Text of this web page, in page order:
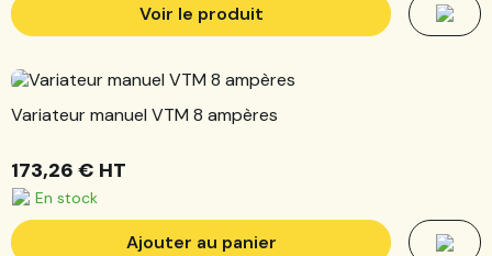
Voir le produit
Variateur manuel VTM 8 ampères
173,26 € HT
En stock
Ajouter au panier